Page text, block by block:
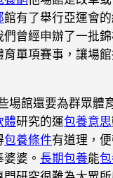
館有了舉行亞運會
曾經申辦了一批
育單項賽事，讓場
館還要為群眾體
體研究的運包養意思
包養條件有道理，
婆。 長期包養能